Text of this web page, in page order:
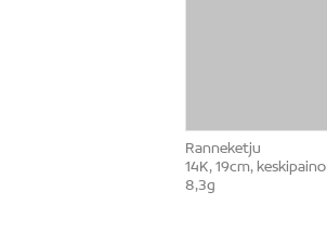
Ranneketju
14K, 19cm, keskipaino
8,3g